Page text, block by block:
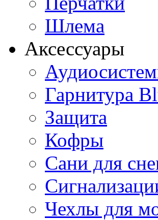
Шлема
Аксессуары
Гарнитура
Защита
Кофры
Сани для
Чехлы для